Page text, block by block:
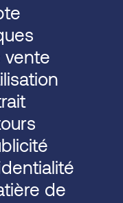
vente
de